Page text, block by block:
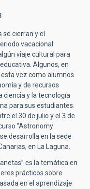
se cierran y el
vacacional.
viaje cultural para
Algunos, en
vez como alumnos
y de recursos
ciencia y la tecnología
para sus estudiantes.
el 30 de julio y el 3 de
“Astronomy
desarrolla en la sede
en La Laguna.
es la temática en
prácticos sobre
en el aprendizaje